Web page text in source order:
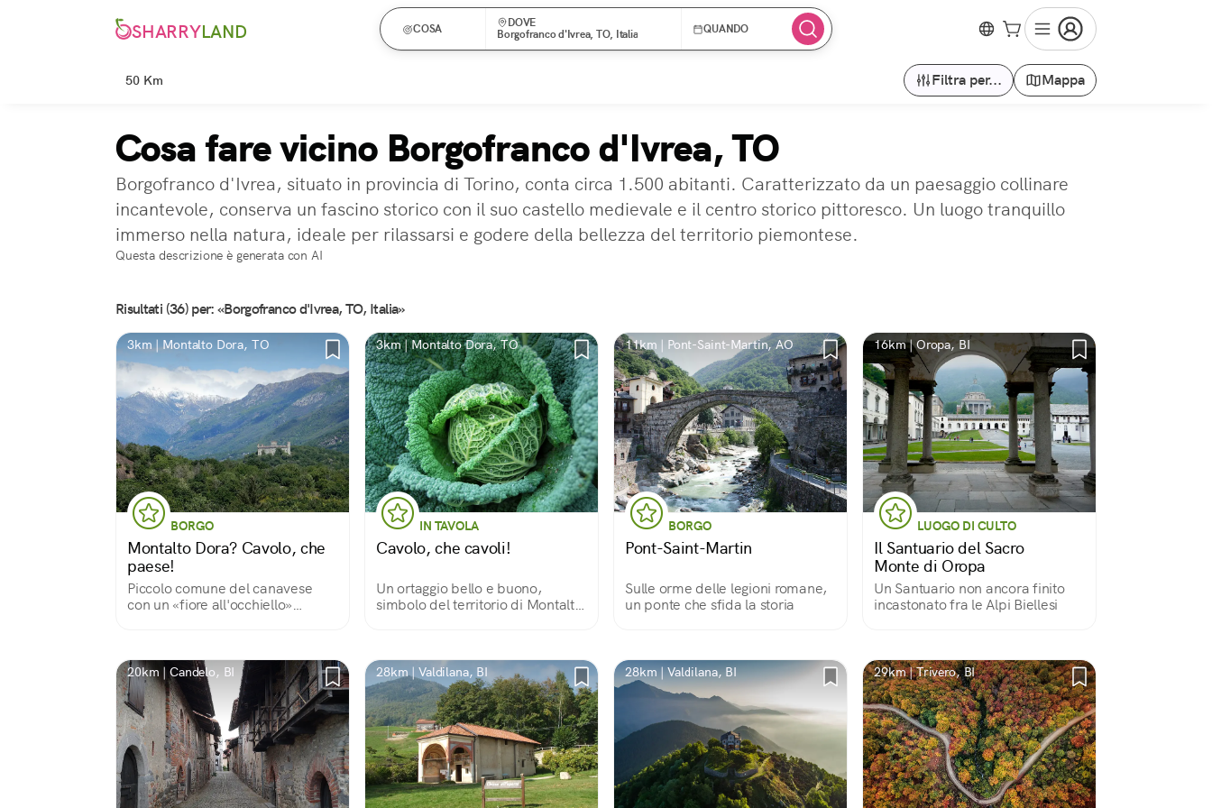
SHARRYLAND COSA
DOVE
Borgofranco d'Ivrea, TO, Italia
QUANDO
50 Km Filtra per... Mappa
Cosa fare vicino Borgofranco d'Ivrea, TO
Borgofranco d'Ivrea, situato in provincia di Torino, conta circa 1.500 abitanti. Caratterizzato da un paesaggio collinare
incantevole, conserva un fascino storico con il suo castello medievale e il centro storico pittoresco. Un luogo tranquillo
immerso nella natura, ideale per rilassarsi e godere della bellezza del territorio piemontese.
Questa descrizione è generata con AI
Risultati (36) per: «Borgofranco d'Ivrea, TO, Italia»
3km | Montalto Dora, TO
BORGO
Montalto Dora? Cavolo, che
paese!
Piccolo comune del canavese
con un «fiore all'occhiello»
3km | Montalto Dora, TO
IN TAVOLA
Cavolo, che cavoli!
Un ortaggio bello e buono,
simbolo del territorio di Montalto
11km | Pont-Saint-Martin, AO
BORGO
Pont-Saint-Martin
Sulle orme delle legioni romane,
un ponte che sfida la storia
16km | Oropa, BI
LUOGO DI CULTO
Il Santuario del Sacro
Monte di Oropa
Un Santuario non ancora finito
incastonato fra le Alpi Biellesi
20km | Candelo, BI 28km | Valdilana, BI 28km | Valdilana, BI 29km | Trivero, BI